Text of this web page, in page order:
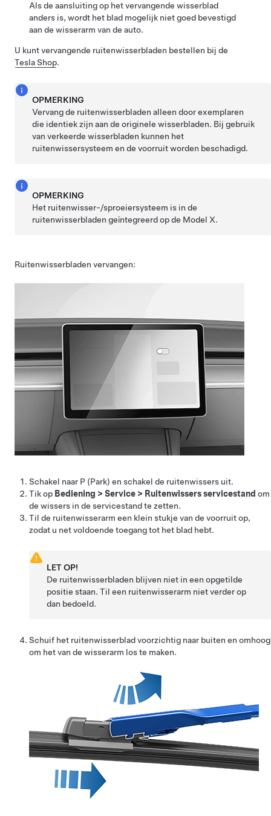
Als de aansluiting op het vervangende wisserblad
anders is, wordt het blad mogelijk niet goed bevestigd
aan de wisserarm van de auto.
U kunt vervangende ruitenwisserbladen bestellen bij de
Tesla Shop.
OPMERKING
Vervang de ruitenwisserbladen alleen door exemplaren
die identiek zijn aan de originele wisserbladen. Bij gebruik
van verkeerde wisserbladen kunnen het
ruitenwissersysteem en de voorruit worden beschadigd.
OPMERKING
Het ruitenwisser-/sproeiersysteem is in de
ruitenwisserbladen geïntegreerd op de Model X.
Ruitenwisserbladen vervangen:
Schakel naar P (Park) en schakel de ruitenwissers uit.
Tik op Bediening > Service > Ruitenwissers servicestand om
de wissers in de servicestand te zetten.
Til de ruitenwisserarm een klein stukje van de voorruit op,
zodat u net voldoende toegang tot het blad hebt.
LET OP!
De ruitenwisserbladen blijven niet in een opgetilde
positie staan. Til een ruitenwisserarm niet verder op
dan bedoeld.
Schuif het ruitenwisserblad voorzichtig naar buiten en omhoog
om het van de wisserarm los te maken.